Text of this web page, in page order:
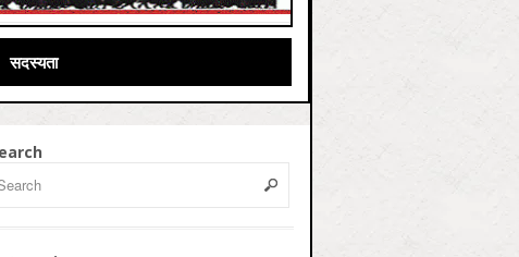
सदस्यता